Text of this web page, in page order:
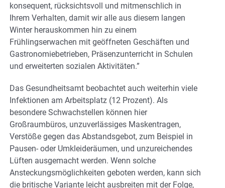
konsequent, rücksichtsvoll und mitmenschlich in
Ihrem Verhalten, damit wir alle aus diesem langen
Winter herauskommen hin zu einem
Frühlingserwachen mit geöffneten Geschäften und
Gastronomiebetrieben, Präsenzunterricht in Schulen
und erweiterten sozialen Aktivitäten.”
Das Gesundheitsamt beobachtet auch weiterhin viele
Infektionen am Arbeitsplatz (12 Prozent). Als
besondere Schwachstellen können hier
Großraumbüros, unzuverlässiges Maskentragen,
Verstöße gegen das Abstandsgebot, zum Beispiel in
Pausen- oder Umkleideräumen, und unzureichendes
Lüften ausgemacht werden. Wenn solche
Ansteckungsmöglichkeiten geboten werden, kann sich
die britische Variante leicht ausbreiten mit der Folge,